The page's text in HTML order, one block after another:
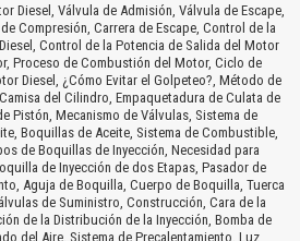
Diesel, Válvula de Admisión, Válvula de Escape,
Compresión, Carrera de Escape, Control de la
Control de la Potencia de Salida del Motor
Proceso de Combustión del Motor, Ciclo de
Diesel, ¿Cómo Evitar el Golpeteo?, Método de
del Cilindro, Empaquetadura de Culata de
Pistón, Mecanismo de Válvulas, Sistema de
Boquillas de Aceite, Sistema de Combustible,
de Boquillas de Inyección, Necesidad para
de Inyección de dos Etapas, Pasador de
Aguja de Boquilla, Cuerpo de Boquilla, Tuerca
de Suministro, Construcción, Cara de la
de la Distribución de la Inyección, Bomba de
del Aire, Sistema de Precalentamiento, Luz